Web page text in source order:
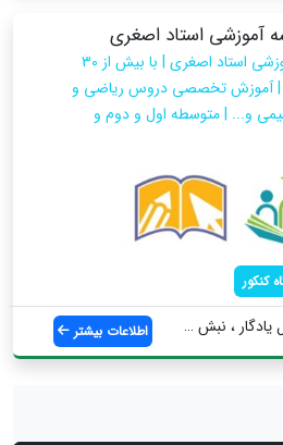
آموزشی استاد اصغری
موسسه آموزشی استاد اصغری | با بیش از ۳۰
| آموزش تخصصی دروس ریاضی و
و... | متوسطه اول و دوم و
کنکور
، نبش کوچ... اطلاعات بیشتر